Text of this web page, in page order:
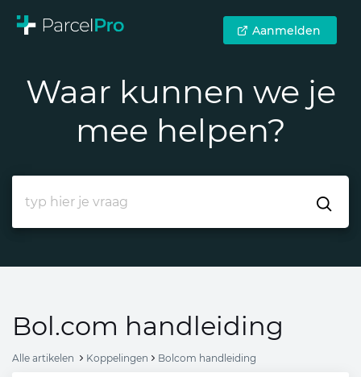
Aanmelden
Waar kunnen we je
mee helpen?
Bol.com handleiding
Alle artikelen Koppelingen Bolcom handleiding